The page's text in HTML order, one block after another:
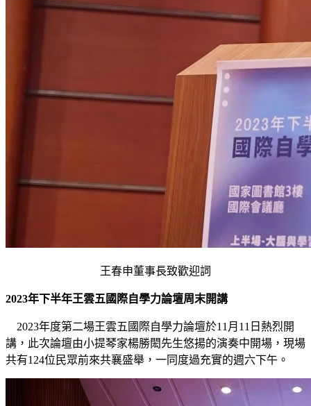
王春申董事長致歡迎詞
2023年下半年王雲五國際自學力論壇周末開講
2023年度第二場王雲五國際自學力論壇於11月11日熱烈開
講，此次論壇由小提琴家楊勝閎先生悠揚的演奏中開場，現場
共有124位民眾前來共襄盛舉，一同度過充實的週六下午。